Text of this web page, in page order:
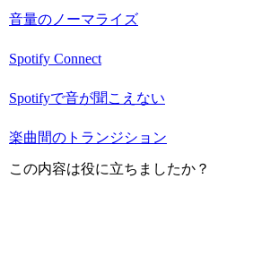
音量のノーマライズ
Spotify Connect
Spotifyで音が聞こえない
楽曲間のトランジション
この内容は役に立ちましたか？